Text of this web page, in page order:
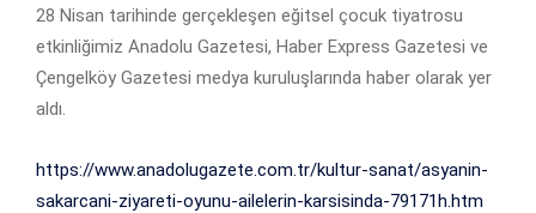
28 Nisan tarihinde gerçekleşen eğitsel çocuk tiyatrosu
etkinliğimiz Anadolu Gazetesi, Haber Express Gazetesi ve
Çengelköy Gazetesi medya kuruluşlarında haber olarak yer
aldı.
https://www.anadolugazete.com.tr/kultur-sanat/asyanin-
sakarcani-ziyareti-oyunu-ailelerin-karsisinda-79171h.htm